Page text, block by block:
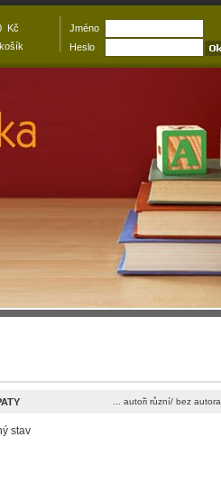
... autoři různí/ bez autora
stav
Kč
Jméno
Heslo